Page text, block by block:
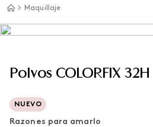
Maquillaje
Polvos COLORFIX 32H
NUEVO
Razones para amarlo